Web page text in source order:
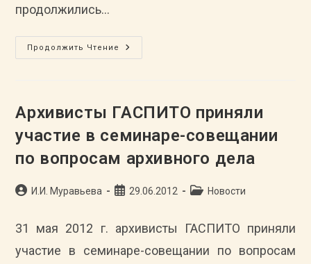
продолжились…
Продолжить Чтение
Архивисты
ГАСПИТО
Мероприятиях,
Посвященных
Летию
«Прощание
Славянки»
Архивисты ГАСПИТО приняли
участие в семинаре-совещании
по вопросам архивного дела
АвторИ.И. Муравьева
Запись29.06.2012
РубрикаНовости
31 мая 2012 г. архивисты ГАСПИТО приняли
участие в семинаре-совещании по вопросам